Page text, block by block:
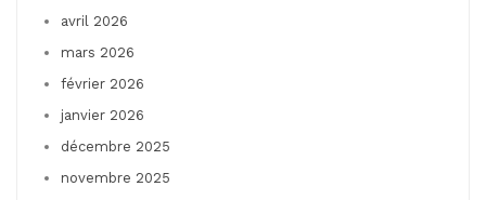
avril 2026
mars 2026
février 2026
janvier 2026
décembre 2025
novembre 2025